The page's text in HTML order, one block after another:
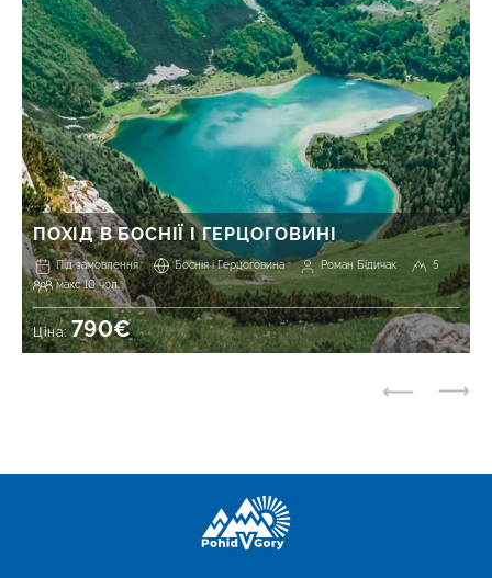
ПОХІД В БОСНІЇ І ГЕРЦОГОВИНІ
Під замовлення Боснія і Герцоговина Роман Бідичак
5
макс 10 чол.
Ціна:790€